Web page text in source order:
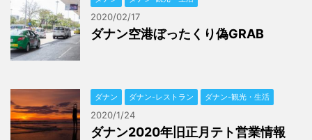
2020/02/17
ダナン空港ぼったくり偽GRAB
ダナン ダナン-レストラン ダナン-観光・生活
2020/1/24
ダナン2020年旧正月テト営業情報